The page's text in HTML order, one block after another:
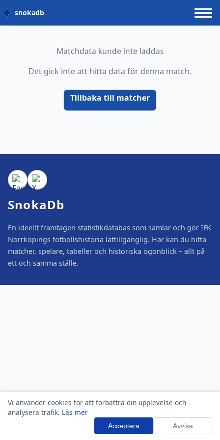
Vi använder cookies för att förbättra din upplevelse och
analysera trafik. Läs mer
Acceptera Avvisa
snokadb
Matchdata kunde inte laddas
Det gick inte att hitta data för denna match.
Tillbaka till matcher
SnokaDb
En ideellt framtagen statistikdatabas som samlar och gör IFK
Norrköpings fotbollshistoria lättillgänglig. Här kan du hitta
matcher, spelare, tabeller och historiska ögonblick – allt på
ett och samma ställe.